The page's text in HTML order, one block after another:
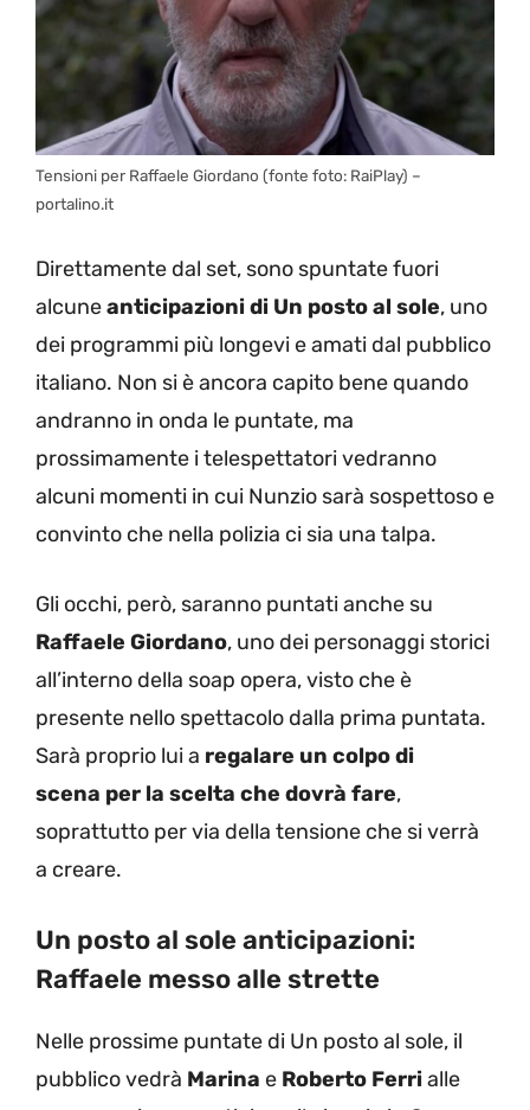
Tensioni per Raffaele Giordano (fonte foto: RaiPlay) –
portalino.it
Direttamente dal set, sono spuntate fuori
alcuneanticipazioni di Un posto al sole, uno
dei programmi più longevi e amati dal pubblico
italiano. Non si è ancora capito bene quando
andranno in onda le puntate, ma
prossimamente i telespettatori vedranno
alcuni momenti in cui Nunzio sarà sospettoso e
convinto che nella polizia ci sia una talpa.
Gli occhi, però, saranno puntati anche su
Raffaele Giordano, uno dei personaggi storici
all’interno della soap opera, visto che è
presente nello spettacolo dalla prima puntata.
Sarà proprio lui a regalare un colpo di
scena per la scelta che dovrà fare,
soprattutto per via della tensione che si verrà
a creare.
Un posto al sole anticipazioni:
Raffaele messo alle strette
Nelle prossime puntate di Un posto al sole, il
pubblico vedrà Marina e Roberto Ferri alle